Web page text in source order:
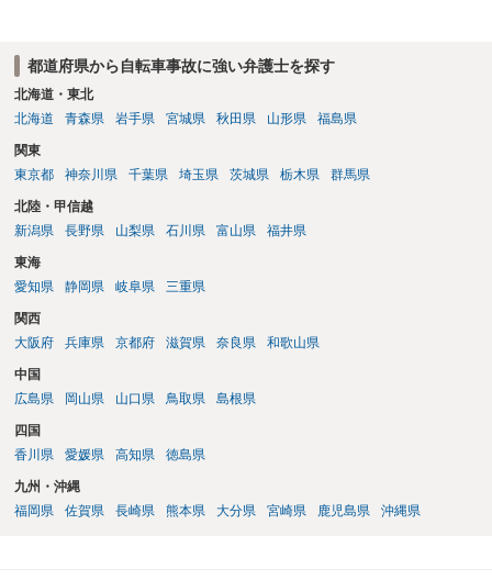
都道府県から自転車事故に強い弁護士を探す
北海道・東北
北海道
青森県 岩手県 宮城県 秋田県 山形県 福島県
関東
東京都
神奈川県 千葉県 埼玉県 茨城県 栃木県 群馬県
北陸・甲信越
新潟県
長野県 山梨県 石川県 富山県 福井県
東海
愛知県
静岡県 岐阜県 三重県
関西
大阪府
兵庫県 京都府 滋賀県 奈良県 和歌山県
中国
広島県
岡山県 山口県 鳥取県 島根県
四国
香川県
愛媛県 高知県 徳島県
九州・沖縄
福岡県
佐賀県 長崎県 熊本県 大分県 宮崎県 鹿児島県 沖縄県